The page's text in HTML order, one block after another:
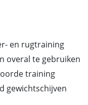
en rugtraining
overal te gebruiken
training
gewichtschijven